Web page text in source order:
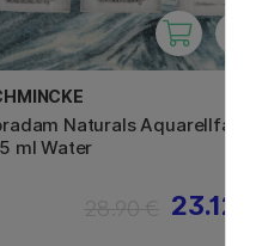
Naturals Aquarellfarbe
ml Water
23.12 €